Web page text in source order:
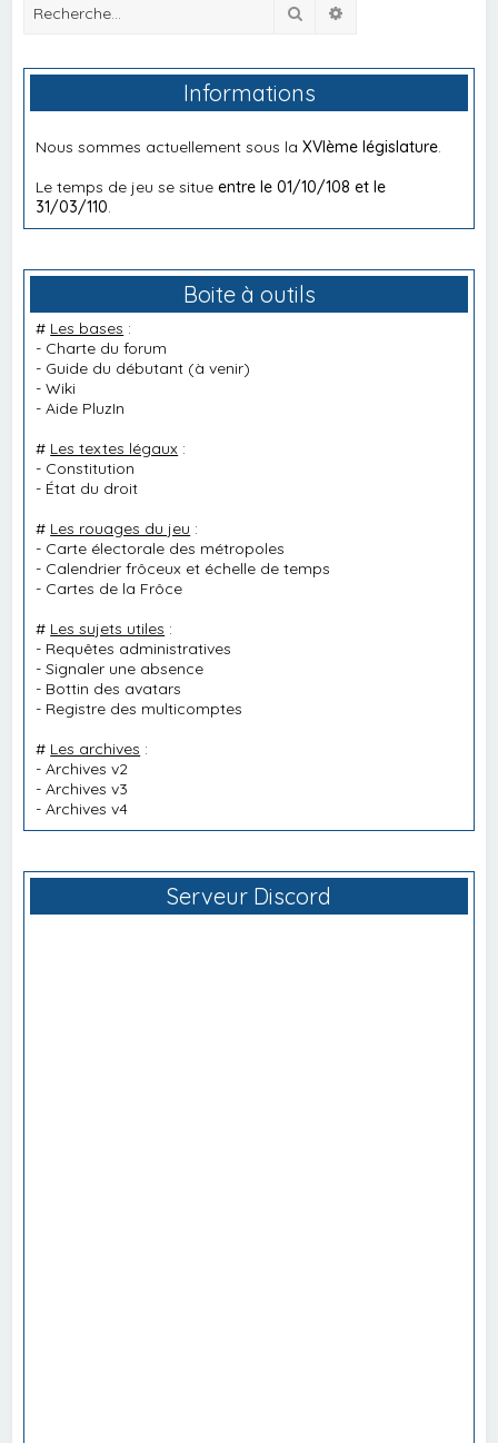
Rechercher
Informations
Nous sommes actuellement sous laXVIème législature
Le temps de jeu se situeentre le 01/10/108 et le
31/03/110
Boite à outils
# Les bases :
- Charte du forum
- Guide du débutant (à venir)
-Wiki
-Aide PluzIn
# Les textes légaux :
- Constitution
- État du droit
# Les rouages du jeu :
- Carte électorale des métropoles
- Calendrier frôceux et échelle de temps
- Cartes de la Frôce
# Les sujets utiles :
- Requêtes administratives
-Signaler une absence
- Bottin des avatars
- Registre des multicomptes
# Les archives :
-Archives v2
-Archives v3
-Archives v4
Serveur Discord